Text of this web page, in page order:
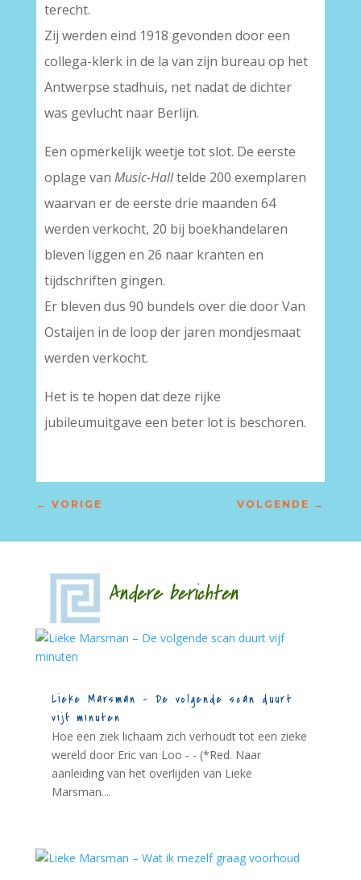
terecht.
Zij werden eind 1918 gevonden door een
collega-klerk in de la van zijn bureau op het
Antwerpse stadhuis, net nadat de dichter
was gevlucht naar Berlijn.
Een opmerkelijk weetje tot slot. De eerste
oplage van Music-Halltelde 200 exemplaren
waarvan er de eerste drie maanden 64
werden verkocht, 20 bij boekhandelaren
bleven liggen en 26 naar kranten en
tijdschriften gingen.
Er bleven dus 90 bundels over die door Van
Ostaijen in de loop der jaren mondjesmaat
werden verkocht.
Het is te hopen dat deze rijke
jubileumuitgave een beter lot is beschoren.
← VORIGE VOLGENDE →
Andere berichten
Lieke Marsman – De volgende scan duurt
vijf minuten
Hoe een ziek lichaam zich verhoudt tot een zieke
wereld door Eric van Loo - - (*Red. Naar
aanleiding van het overlijden van Lieke
Marsman....